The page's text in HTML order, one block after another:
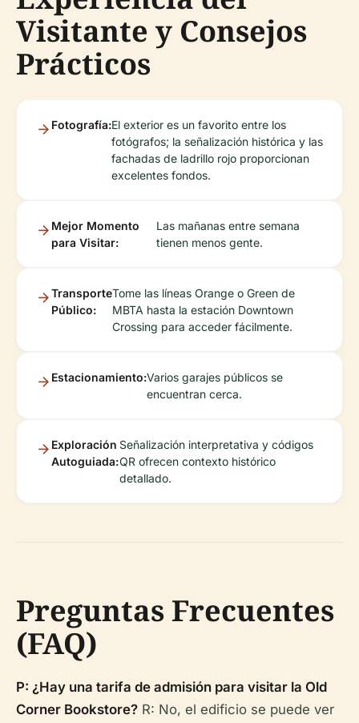
Visitante y Consejos
Prácticos
Fotografía:El exterior es un favorito entre los
fotógrafos; la señalización histórica y las
fachadas de ladrillo rojo proporcionan
excelentes fondos.
Mejor Momento
para Visitar:
Las mañanas entre semana
tienen menos gente.
Transporte
Público:
Tome las líneas Orange o Green de
MBTA hasta la estación Downtown
Crossing para acceder fácilmente.
Estacionamiento:Varios garajes públicos se
encuentran cerca.
Exploración
Autoguiada:
Señalización interpretativa y códigos
QR ofrecen contexto histórico
detallado.
Preguntas Frecuentes
(FAQ)
P: ¿Hay una tarifa de admisión para visitar la Old
Corner Bookstore? R: No, el edificio se puede ver